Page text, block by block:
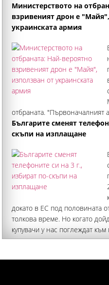
потвърдена. Луксозният
е запален на 29
Министерството на
взривеният дрон е
украинската армия
отбраната. "Първоначалният
че се касае за дрон-
широко от украинските
Българите сменят
скъпи на изплащане
докато в ЕС под половината
толкова време. Но когато
купувачи у нас поглеждат към
изследвания на телекомите,